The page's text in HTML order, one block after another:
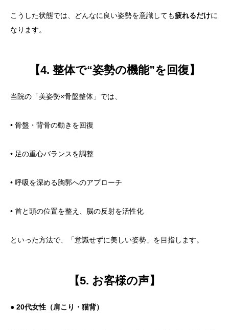
こうした状態では、どんなに良い姿勢を意識しても疲れるだけに
なります。
【4. 整体で“姿勢の機能”を回復】
当院の「美姿勢×骨盤整体」では、
• 骨盤・背骨の動きを回復
• 足の重心バランスを調整
• 呼吸を深める胸郭へのアプローチ
• 首と頭の位置を整え、脳の反射を活性化
といった方法で、「意識せずに美しい姿勢」を目指します。
【5. お客様の声】
● 20代女性（肩こり・猫背）